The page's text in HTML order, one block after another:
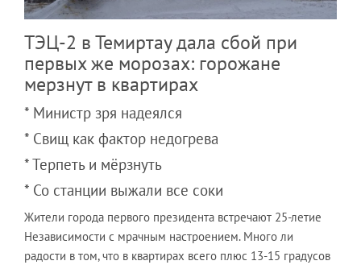
ТЭЦ-2 в Темиртау дала сбой при
первых же морозах: горожане
мерзнут в квартирах
* Министр зря надеялся
* Свищ как фактор недогрева
* Терпеть и мёрзнуть
* Со станции выжали все соки
Жители города первого президента встречают 25-летие
Независимости с мрачным настроением. Много ли
радости в том, что в квартирах всего плюс 13-15 градусов